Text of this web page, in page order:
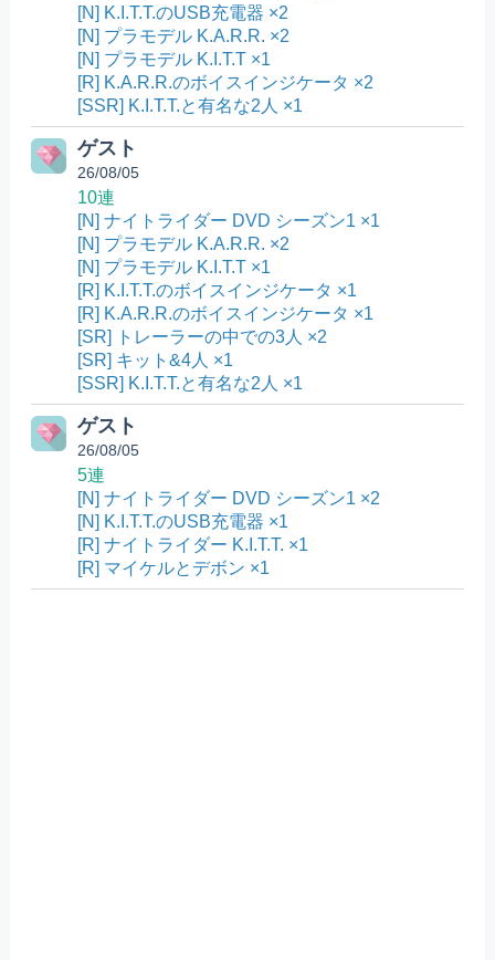
[N] K.I.T.T.のUSB充電器 ×2
[N] プラモデル K.A.R.R. ×2
[N] プラモデル K.I.T.T ×1
[R] K.A.R.R.のボイスインジケータ ×2
[SSR] K.I.T.T.と有名な2人 ×1
ゲスト
26/08/05
10連
[N] ナイトライダー DVD シーズン1 ×1
[N] プラモデル K.A.R.R. ×2
[N] プラモデル K.I.T.T ×1
[R] K.I.T.T.のボイスインジケータ ×1
[R] K.A.R.R.のボイスインジケータ ×1
[SR] トレーラーの中での3人 ×2
[SR] キット&4人 ×1
[SSR] K.I.T.T.と有名な2人 ×1
ゲスト
26/08/05
5連
[N] ナイトライダー DVD シーズン1 ×2
[N] K.I.T.T.のUSB充電器 ×1
[R] ナイトライダー K.I.T.T. ×1
[R] マイケルとデボン ×1